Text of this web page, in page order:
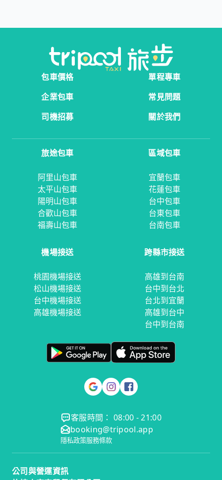
包車價格
單程專車
企業包車
常見問題
司機招募
關於我們
旅途包車
阿里山包車
太平山包車
陽明山包車
合歡山包車
福壽山包車
區域包車
宜蘭包車
花蓮包車
台中包車
台東包車
台南包車
機場接送
桃園機場接送
松山機場接送
台中機場接送
高雄機場接送
跨縣市接送
高雄到台南
台中到台北
台北到宜蘭
高雄到台中
台中到台南
客服時間： 08:00 - 21:00
booking@tripool.app
隱私政策服務條款
公司與營運資訊